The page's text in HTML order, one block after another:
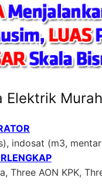
Elektrik
indosat (m3,
Three AON KPK,